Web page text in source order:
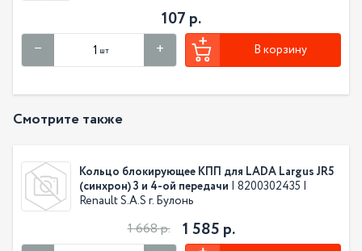
107 р.
шт В корзину
Смотрите также
Кольцо блокирующее КПП для LADA Largus JR5
(синхрон) 3 и 4-ой передачи | 8200302435 |
Renault S.A.S г. Булонь
1 668 р. 1 585 р.